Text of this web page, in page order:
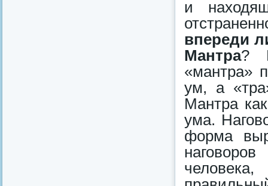
и
впереди
Мантра?
«мантра»
ум, а
Мантра
ума.
форма